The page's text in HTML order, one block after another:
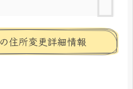
住所変更詳細情報